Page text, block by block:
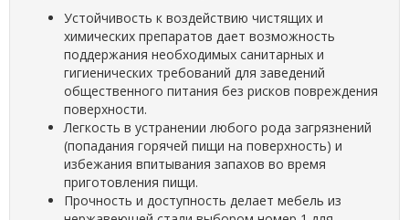
Устойчивость к воздействию чистящих и
химических препаратов дает возможность
поддержания необходимых санитарных и
гигиенических требований для заведений
общественного питания без рисков повреждения
поверхности.
Легкость в устранении любого рода загрязнений
(попадания горячей пищи на поверхность) и
избежания впитывания запахов во время
приготовления пищи.
Прочность и доступность делает мебель из